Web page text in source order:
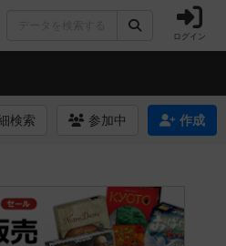
ログイン
検索 参加中 作成